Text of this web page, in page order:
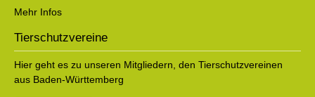
Mehr Infos
Tierschutzvereine
Hier geht es zu unseren Mitgliedern, den Tierschutzvereinen
aus Baden-Württemberg